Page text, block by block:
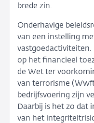
brede zin.
Onderhavige
van een instelling
vastgoedactiviteiten.
op het financieel
de Wet ter
van terrorisme
bedrijfsvoering zijn
Daarbij is het zo dat
van het